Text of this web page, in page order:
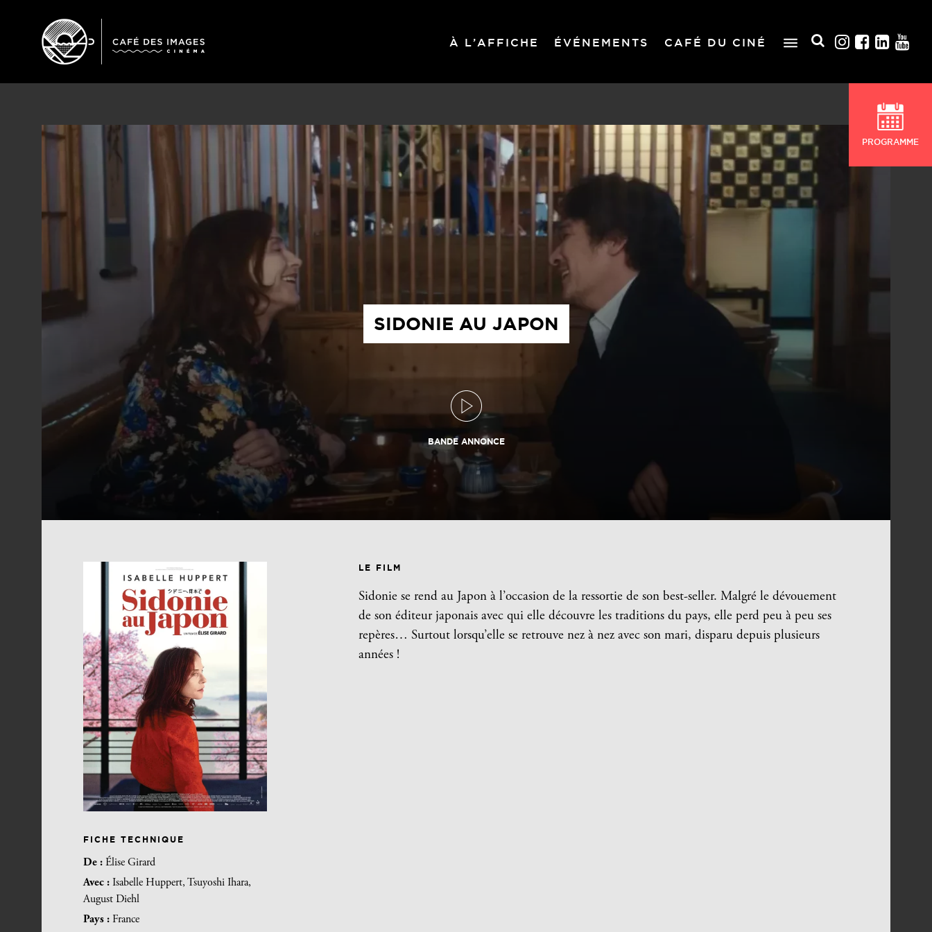
À L’AFFICHE ÉVÉNEMENTS CAFÉ DU CINÉ
SIDONIE AU JAPON
BANDE ANNONCE
FICHE TECHNIQUE
De : Élise Girard
Avec : Isabelle Huppert, Tsuyoshi Ihara,
August Diehl
Pays : France
LE FILM
Sidonie se rend au Japon à l’occasion de la ressortie de son best-seller. Malgré le dévouement
de son éditeur japonais avec qui elle découvre les traditions du pays, elle perd peu à peu ses
repères… Surtout lorsqu’elle se retrouve nez à nez avec son mari, disparu depuis plusieurs
années !
PROGRAMME